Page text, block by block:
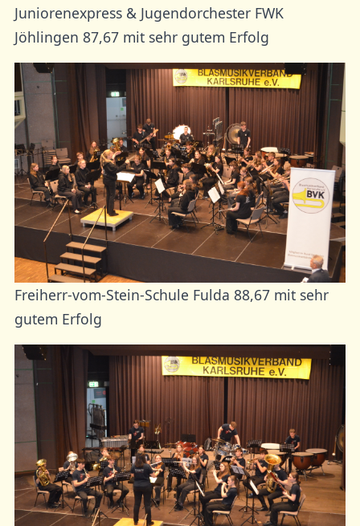
Juniorenexpress & Jugendorchester FWK
Jöhlingen 87,67 mit sehr gutem Erfolg
Freiherr-vom-Stein-Schule Fulda 88,67 mit sehr
gutem Erfolg